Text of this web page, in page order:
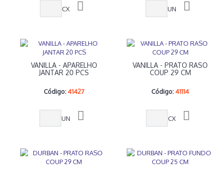
CX UN
VANILLA - APARELHO
JANTAR 20 PCS
Código:41427
UN
VANILLA - PRATO RASO
COUP 29 CM
Código: 41114
CX